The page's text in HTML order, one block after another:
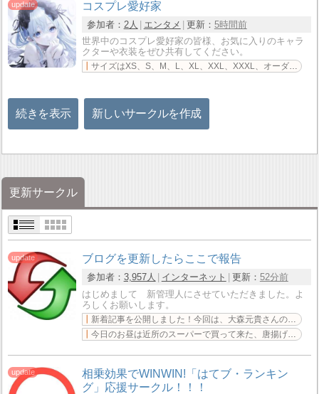
コスプレ愛好家
参加者： 2人 エンタメ 更新： 5時間前
世界中のコスプレ愛好家の皆様、お気に入りのキャラ
クターや衣装をぜひ共有してください。
サイズはXS、S、M、L、XL、XXL、XXXL、オーダーメイドに対応。発送予定は加工に7～15営業
続きを表示 新しいサークルを作成
更新サークル
ブログを更新したらここで報告
参加者： 3,957人 インターネット 更新： 52分前
はじめまして 新管理人にさせていただきました。よ
ろしくお願いします。
新着記事を公開しました！今回は、大森元貴さんの「灰色」を考察しました。映画『白鳥とコウモリ』
今日のお昼は近所のスーパーで買って来た、唐揚げと野菜の黒酢あん弁当です。大きめの鶏唐揚げが3個、蓮根
相乗効果でWINWIN!「はてブ・ランキン
グ」応援サークル！！！